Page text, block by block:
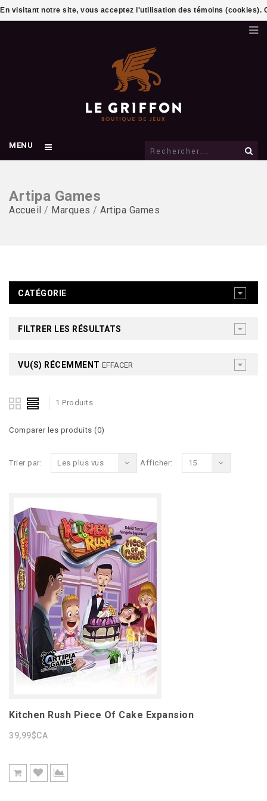
MENU
Artipa Games
Accueil / Marques / Artipa Games
CATÉGORIE
FILTRER LES RÉSULTATS
VU(S) RÉCEMMENT EFFACER
1 Produits
Comparer les produits (0)
Trier par: Les plus vus Afficher: 15
Kitchen Rush Piece Of Cake Expansion
39,99$CA
En visitant notre site, vous acceptez l'utilisation des témoins